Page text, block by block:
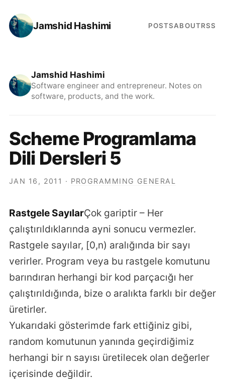
Jamshid Hashimi POSTSABOUTRSS
Jamshid Hashimi
Software engineer and entrepreneur. Notes on
software, products, and the work.
Scheme Programlama
Dili Dersleri 5
JAN 16, 2011 · PROGRAMMING GENERAL
Rastgele SayılarÇok gariptir – Her
çalıştırıldıklarında ayni sonucu vermezler.
Rastgele sayılar, [0,n) aralığında bir sayı
verirler. Program veya bu rastgele komutunu
barındıran herhangi bir kod parçacığı her
çalıştırıldığında, bize o aralıkta farklı bir değer
üretirler.
Yukarıdaki gösterimde fark ettiğiniz gibi,
random komutunun yanında geçirdiğimiz
herhangi bir n sayısı üretilecek olan değerler
içerisinde değildir.